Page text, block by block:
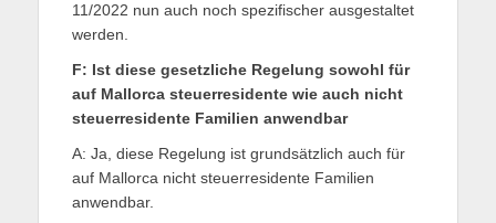
11/2022 nun auch noch spezifischer ausgestaltet
werden.
F: Ist diese gesetzliche Regelung sowohl für
auf Mallorca steuerresidente wie auch nicht
steuerresidente Familien anwendbar
A: Ja, diese Regelung ist grundsätzlich auch für
auf Mallorca nicht steuerresidente Familien
anwendbar.